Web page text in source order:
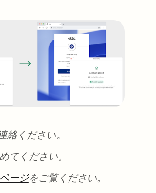
絡ください。
てください。
ージをご覧ください。